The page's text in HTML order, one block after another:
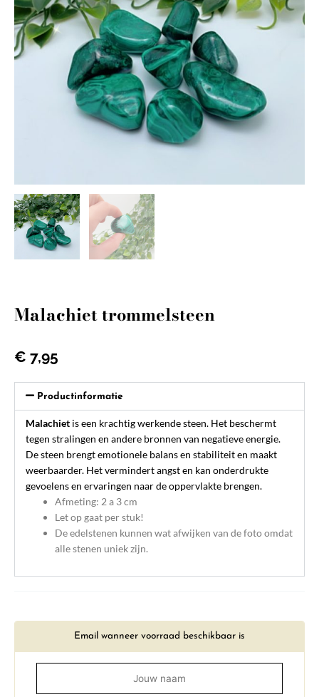
Malachiet trommelsteen
€ 7,95
Productinformatie
Malachiet is een krachtig werkende steen. Het beschermt
tegen stralingen en andere bronnen van negatieve energie.
De steen brengt emotionele balans en stabiliteit en maakt
weerbaarder. Het vermindert angst en kan onderdrukte
gevoelens en ervaringen naar de oppervlakte brengen.
Afmeting: 2 a 3 cm
Let op gaat per stuk!
De edelstenen kunnen wat afwijken van de foto omdat
alle stenen uniek zijn.
Email wanneer voorraad beschikbaar is